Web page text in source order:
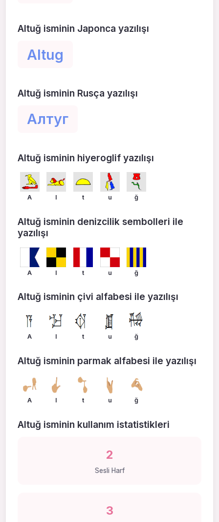
Altuğ isminin Japonca yazılışı
Altug
Altuğ isminin Rusça yazılışı
Алтуг
Altuğ isminin hiyeroglif yazılışı
A l t u ğ
Altuğ isminin denizcilik sembolleri ile
yazılışı
A l t u ğ
Altuğ isminin çivi alfabesi ile yazılışı
A l t u ğ
Altuğ isminin parmak alfabesi ile yazılışı
A l t u ğ
Altuğ isminin kullanım istatistikleri
2
Sesli Harf
3